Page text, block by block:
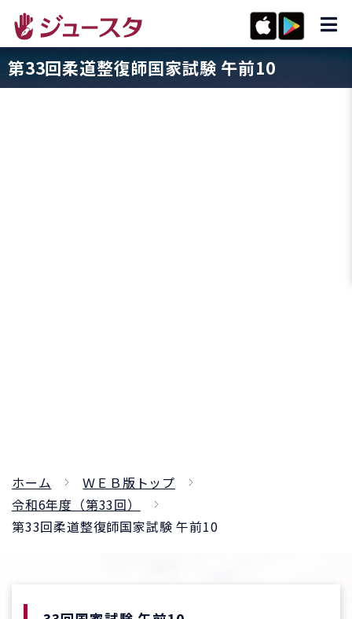
第33回柔道整復師国家試験 午前10
ホーム
ＷＥＢ版トップ
令和6年度（第33回）
第33回柔道整復師国家試験 午前10